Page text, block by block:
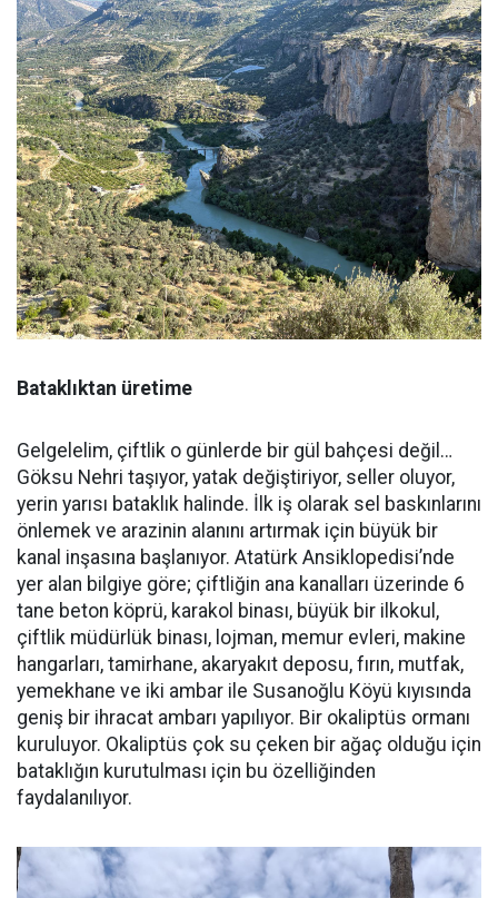
Bataklıktan üretime
Gelgelelim, çiftlik o günlerde bir gül bahçesi değil…
Göksu Nehri taşıyor, yatak değiştiriyor, seller oluyor,
yerin yarısı bataklık halinde. İlk iş olarak sel baskınlarını
önlemek ve arazinin alanını artırmak için büyük bir
kanal inşasına başlanıyor. Atatürk Ansiklopedisi’nde
yer alan bilgiye göre; çiftliğin ana kanalları üzerinde 6
tane beton köprü, karakol binası, büyük bir ilkokul,
çiftlik müdürlük binası, lojman, memur evleri, makine
hangarları, tamirhane, akaryakıt deposu, fırın, mutfak,
yemekhane ve iki ambar ile Susanoğlu Köyü kıyısında
geniş bir ihracat ambarı yapılıyor. Bir okaliptüs ormanı
kuruluyor. Okaliptüs çok su çeken bir ağaç olduğu için
bataklığın kurutulması için bu özelliğinden
faydalanılıyor.